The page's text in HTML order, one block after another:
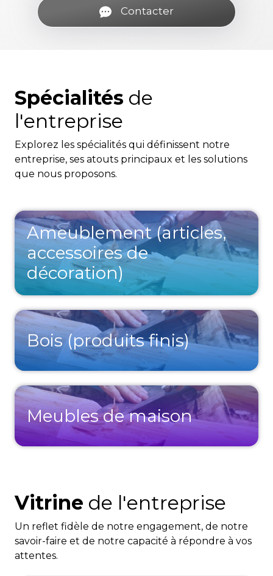
Contacter
Spécialités de
l'entreprise
Explorez les spécialités qui définissent notre
entreprise, ses atouts principaux et les solutions
que nous proposons.
Ameublement (articles,
accessoires de
décoration)
Bois (produits finis)
Meubles de maison
Vitrine de l'entreprise
Un reflet fidèle de notre engagement, de notre
savoir-faire et de notre capacité à répondre à vos
attentes.